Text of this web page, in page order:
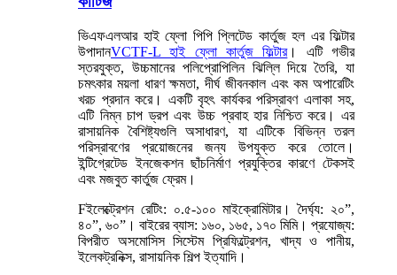
ভিএফএলআর হাই ফ্লো পিপি প্লিটেড কার্তুজ হল এর ফিল্টার
উপাদানVCTF-L হাই ফ্লো কার্তুজ ফিল্টার। এটি গভীর
স্তরযুক্ত, উচ্চমানের পলিপ্রোপিলিন ঝিল্লি দিয়ে তৈরি, যা
চমৎকার ময়লা ধারণ ক্ষমতা, দীর্ঘ জীবনকাল এবং কম অপারেটিং
খরচ প্রদান করে। একটি বৃহৎ কার্যকর পরিস্রাবণ এলাকা সহ,
এটি নিম্ন চাপ ড্রপ এবং উচ্চ প্রবাহ হার নিশ্চিত করে। এর
রাসায়নিক বৈশিষ্ট্যগুলি অসাধারণ, যা এটিকে বিভিন্ন তরল
পরিস্রাবণের প্রয়োজনের জন্য উপযুক্ত করে তোলে।
ইন্টিগ্রেটেড ইনজেকশন ছাঁচনির্মাণ প্রযুক্তির কারণে টেকসই
এবং মজবুত কার্তুজ ফ্রেম।
Fইলেক্ট্রেশন রেটিং: ০.৫-১০০ মাইক্রোমিটার। দৈর্ঘ্য: ২০”,
৪০”, ৬০”। বাইরের ব্যাস: ১৬০, ১৬৫, ১৭০ মিমি। প্রযোজ্য:
বিপরীত অসমোসিস সিস্টেম প্রিফিল্ট্রেশন, খাদ্য ও পানীয়,
ইলেকট্রনিক্স, রাসায়নিক শিল্প ইত্যাদি।